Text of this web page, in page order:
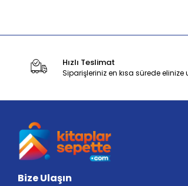
Hızlı Teslimat
Siparişleriniz en kısa sürede elinize
Bize Ulaşın